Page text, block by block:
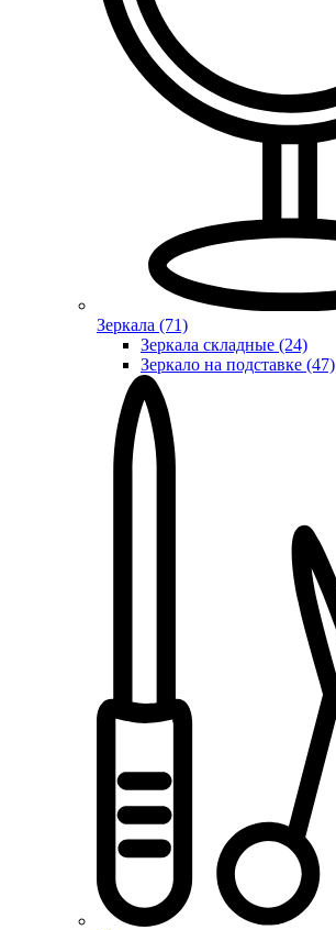
Зеркала (71)
Зеркала складные (24)
Зеркало на подставке (47)